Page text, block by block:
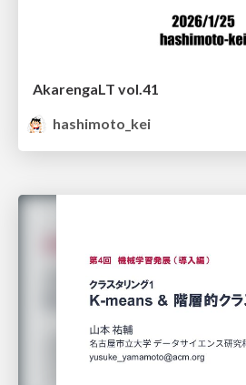
AkarengaLT vol.41
hashimoto_kei